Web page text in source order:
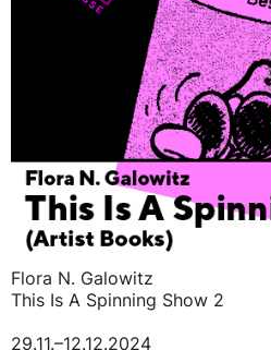
Flora N. Galowitz
This Is A Spinning Show 2
29.11.–12.12.2024